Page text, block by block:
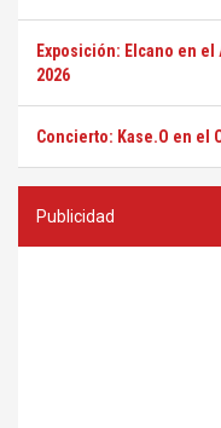
Exposición: Elcano en
2026
Concierto: Kase.O en el
Publicidad